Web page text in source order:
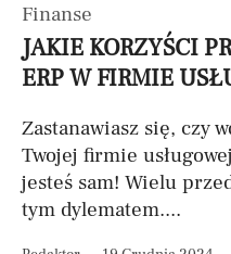
Finanse
JAKIE KORZYŚCI
ERP W FIRMIE
Zastanawiasz się, czy
Twojej firmie
jesteś sam! Wielu
tym dylematem....